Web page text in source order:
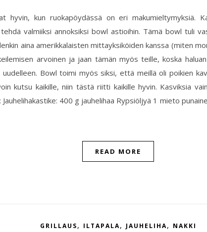
hyvin, kun ruokapöydässä on eri makumieltymyksiä.
valmiiksi annoksiksi bowl astioihin. Tämä bowl tuli
aina amerikkalaisten mittayksiköiden kanssa (miten
arvoinen ja jaan tämän myös teille, koska
Bowl toimi myös siksi, että meillä oli poikien
kutsu kaikille, niin tästä riitti kaikille hyvin. Kasviksia
400 g jauhelihaa Rypsiöljyä 1 mieto
READ MORE
GRILLAUS, ILTAPALA, JAUHELIHA, NAKKI